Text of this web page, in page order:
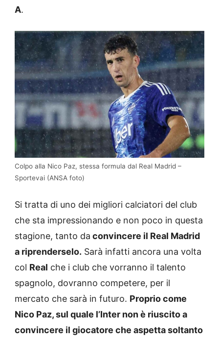
A.
Colpo alla Nico Paz, stessa formula dal Real Madrid –
Sportevai (ANSA foto)
Si tratta di uno dei migliori calciatori del club
che sta impressionando e non poco in questa
stagione, tanto da convincere il Real Madrid
a riprenderselo. Sarà infatti ancora una volta
col Real che i club che vorranno il talento
spagnolo, dovranno competere, per il
mercato che sarà in futuro. Proprio come
Nico Paz, sul quale l’Inter non è riuscito a
convincere il giocatore che aspetta soltanto